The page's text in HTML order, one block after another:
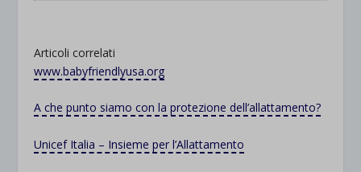
Articoli correlati
www.babyfriendlyusa.org
A che punto siamo con la protezione dell’allattamento?
Unicef Italia – Insieme per l’Allattamento